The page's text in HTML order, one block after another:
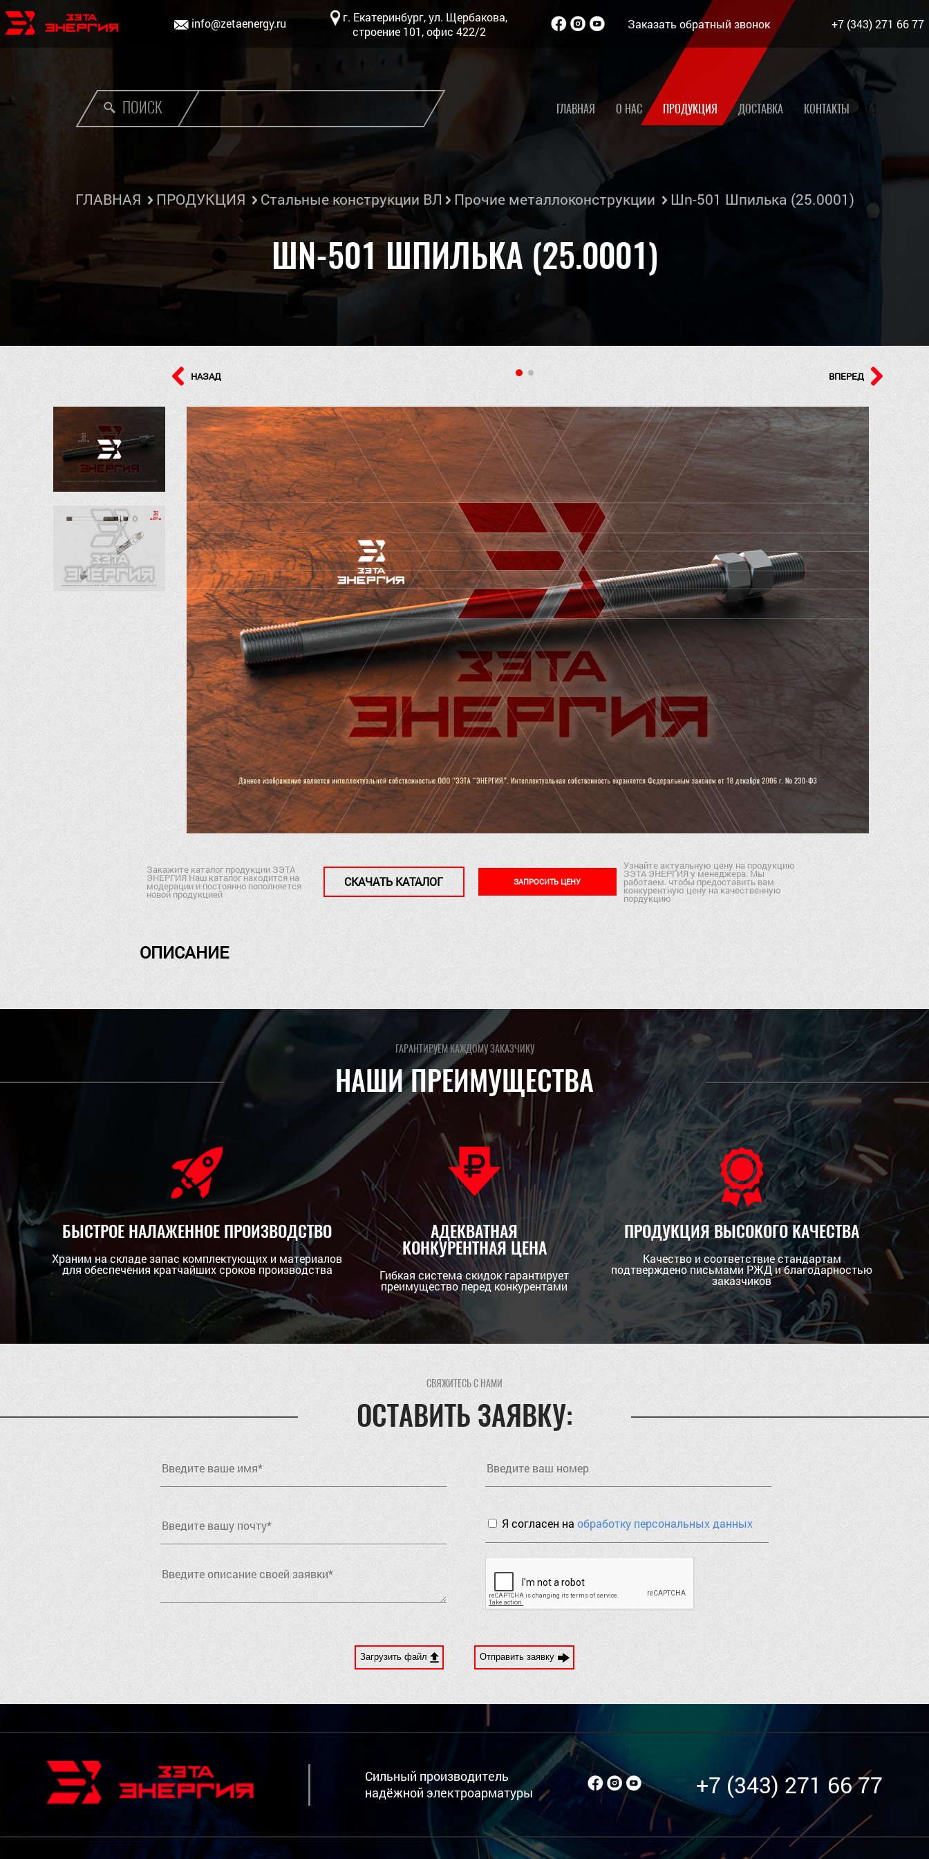
info@zetaenergy.ru
г. Екатеринбург, ул. Щербакова,
строение 101, офис 422/2
Заказать обратный звонок +7 (343) 271 66 77
ПОИСК ГЛАВНАЯ О НАС ПРОДУКЦИЯ ДОСТАВКА КОНТАКТЫ
ГЛАВНАЯ ПРОДУКЦИЯ Стальные конструкции ВЛ Прочие металлоконструкции Шn-501 Шпилька (25.0001)
ШN-501 ШПИЛЬКА (25.0001)
НАЗАД ВПЕРЕД
Закажите каталог продукции ЗЭТА
ЭНЕРГИЯ Наш каталог находится на
модерации и постоянно пополняется
новой продукцией
СКАЧАТЬ КАТАЛОГ ЗАПРОСИТЬ ЦЕНУ
Узнайте актуальную цену на продукцию
ЗЭТА ЭНЕРГИЯ у менеджера. Мы
работаем. чтобы предоставить вам
конкурентную цену на качественную
пордукцию
ОПИСАНИЕ
ГАРАНТИРУЕМ КАЖДОМУ ЗАКАЗЧИКУ
НАШИ ПРЕИМУЩЕСТВА
БЫСТРОЕ НАЛАЖЕННОЕ ПРОИЗВОДСТВО
Храним на складе запас комплектующих и материалов
для обеспечения кратчайших сроков производства
АДЕКВАТНАЯ
КОНКУРЕНТНАЯ ЦЕНА
Гибкая система скидок гарантирует
преимущество перед конкурентами
ПРОДУКЦИЯ ВЫСОКОГО КАЧЕСТВА
Качество и соответствие стандартам
подтверждено письмами РЖД и благодарностью
заказчиков
СВЯЖИТЕСЬ С НАМИ
ОСТАВИТЬ ЗАЯВКУ:
Я согласен на обработку персональных данных
Загрузить файл Отправить заявку
Сильный производитель
надёжной электроарматуры
+7 (343) 271 66 77